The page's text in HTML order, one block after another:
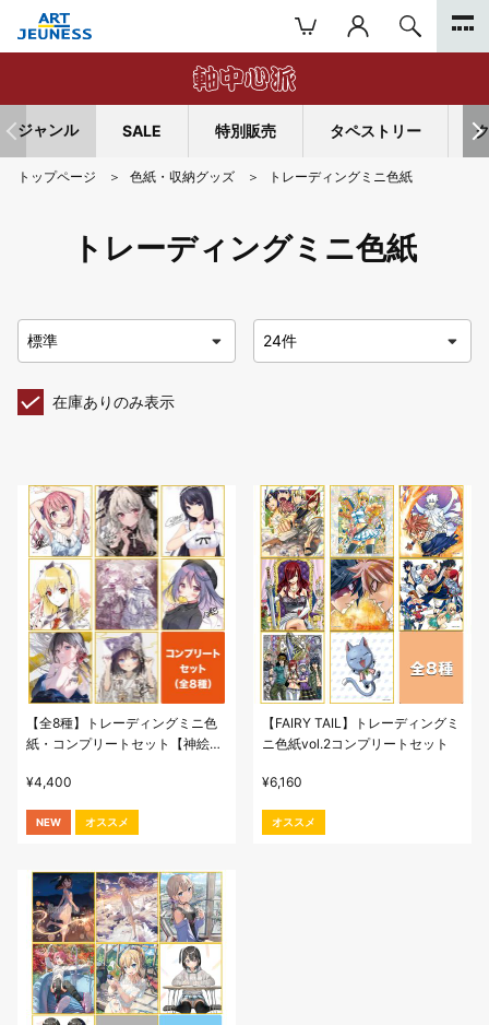
ジャンル SALE 特別販売 タペストリー
トップページ 色紙・収納グッズ トレーディングミニ色紙
トレーディングミニ色紙
在庫ありのみ表示
【全8種】トレーディングミニ色
紙・コンプリートセット【神絵
¥4,400
NEW オススメ
【FAIRY TAIL】トレーディングミ
ニ色紙vol.2コンプリートセット
¥6,160
オススメ